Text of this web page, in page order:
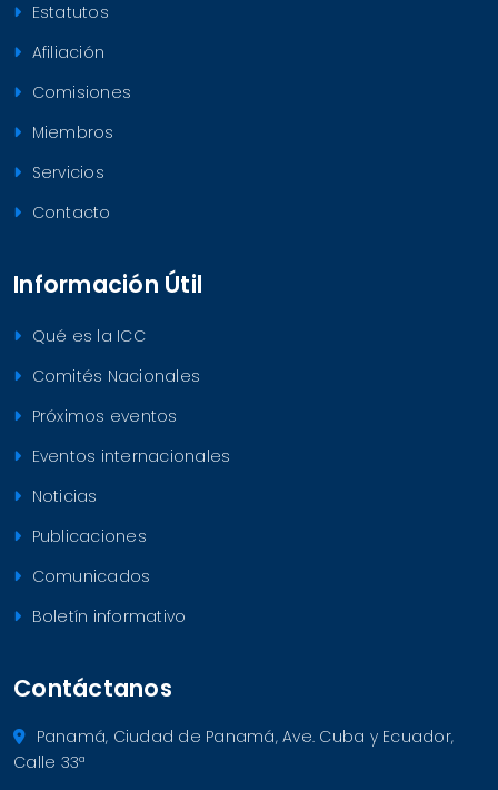
Estatutos
Afiliación
Comisiones
Miembros
Servicios
Contacto
Información Útil
Qué es la ICC
Comités Nacionales
Próximos eventos
Eventos internacionales
Noticias
Publicaciones
Comunicados
Boletín informativo
Contáctanos
Panamá, Ciudad de Panamá, Ave. Cuba y Ecuador,
Calle 33ª